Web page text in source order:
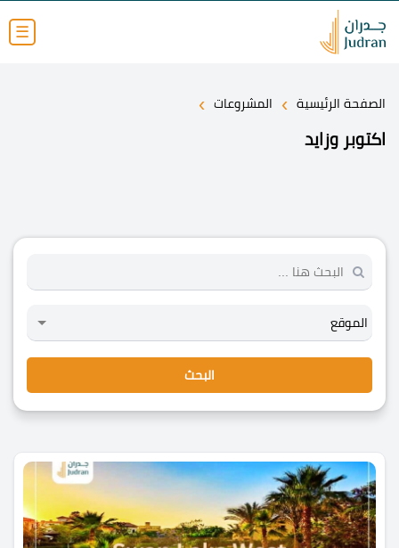
☰
الصفحة الرئيسية › المشروعات ›
اكتوبر وزايد
البحث